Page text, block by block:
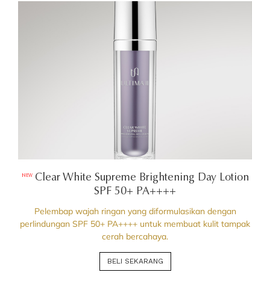
NEW
Clear White Supreme Brightening Day Lotion
SPF 50+ PA++++
Pelembap wajah ringan yang diformulasikan dengan
perlindungan SPF 50+ PA++++ untuk membuat kulit tampak
cerah bercahaya.
BELI SEKARANG